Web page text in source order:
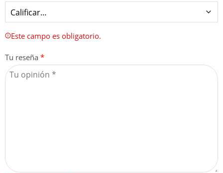
Este campo es obligatorio.
Tu reseña *